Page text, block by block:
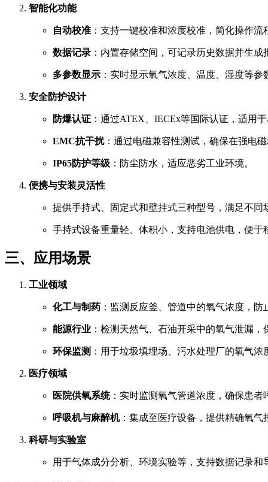
智能化功能
自动校准 ：支持一键校准和浓度校准，简化操作流
数据记录 ：内置存储空间，可记录历史数据并生
多参数显示 ：实时显示氧气浓度、温度、湿度等
安全防护设计
防爆认证 ：通过ATEX、IECEx等国际认证，适用
EMC抗干扰：通过电磁兼容性测试，确保在强电
IP65防护等级 ：防尘防水，适应恶劣工业环境。
便携与安装灵活性
提供手持式、固定式和壁挂式三种型号，满足不同
手持式设备重量轻、体积小，支持电池供电，便于
三、应用场景
工业领域
化工与制药 ：监测反应釜、管道中的氧气浓度，防
能源行业 ：检测天然气、石油开采中的氧气泄漏，
环保监测 ：用于垃圾填埋场、污水处理厂的氧气浓
医疗领域
医院供氧系统：实时监测氧气管道浓度，确保患者
呼吸机与麻醉机：集成至医疗设备，提供精确氧气
科研与实验室
用于气体成分分析、环境实验等，支持数据记录和